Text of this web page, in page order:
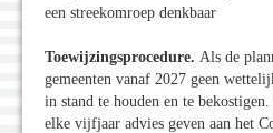
een streekomroep denkbaar
Toewijzingsprocedure. Als de
gemeenten vanaf 2027 geen
in stand te houden en te
elke vijfjaar advies geven aan het